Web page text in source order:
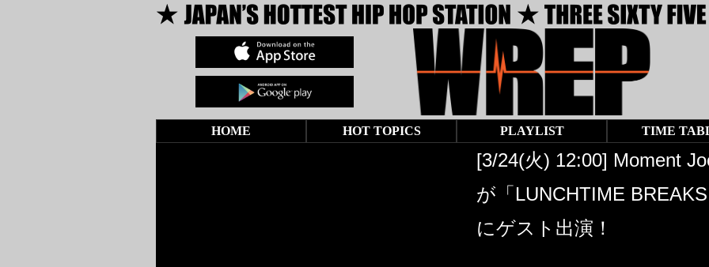
HOME HOT TOPICS PLAYLIST TIME
[3/24(火) 12:00] Moment
が「LUNCHTIME
にゲスト出演！